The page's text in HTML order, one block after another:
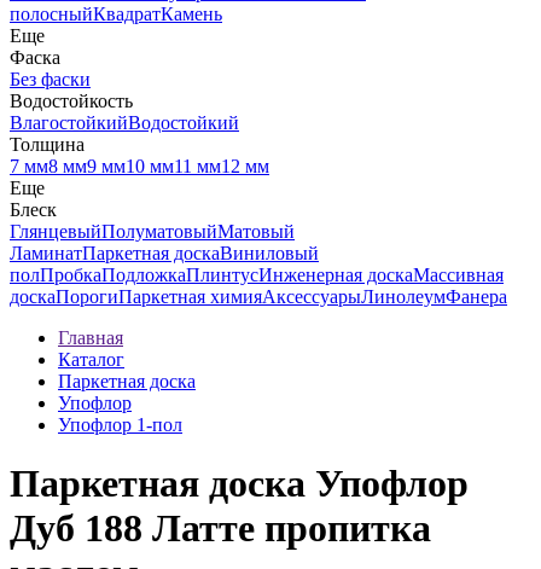
полосныйКвадратКамень
Еще
Фаска
Без фаски
Водостойкость
ВлагостойкийВодостойкий
Толщина
7 мм8 мм9 мм10 мм11 мм12 мм
Еще
Блеск
ГлянцевыйПолуматовыйМатовый
ЛаминатПаркетная доскаВиниловый
полПробкаПодложкаПлинтусИнженерная доскаМассивная
доскаПорогиПаркетная химияАксессуарыЛинолеумФанера
Главная
Каталог
Паркетная доска
Упофлор
Упофлор 1-пол
Паркетная доска Упофлор
Дуб 188 Латте пропитка